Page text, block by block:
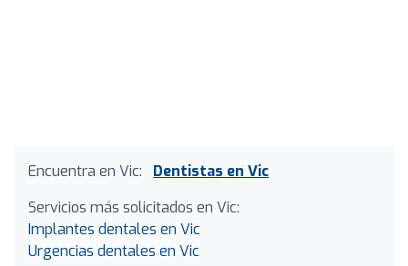
Encuentra en Vic:
Dentistas en Vic
Servicios más solicitados en Vic:
Implantes dentales en Vic
Urgencias dentales en Vic